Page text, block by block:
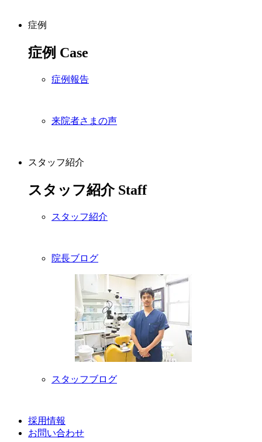
症例
症例 Case
症例報告
来院者さまの声
スタッフ紹介
スタッフ紹介 Staff
スタッフ紹介
院長ブログ
スタッフブログ
採用情報
お問い合わせ